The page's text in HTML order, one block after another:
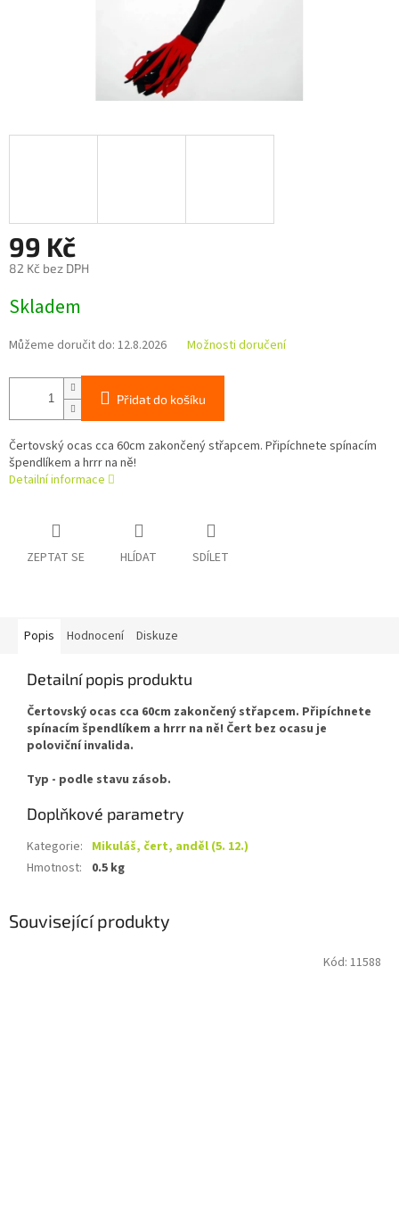
99 Kč
82 Kč bez DPH
cena:
Skladem
Můžeme doručit do: 12.8.2026 Možnosti doručení
Přidat do košíku
Čertovský ocas cca 60cm zakončený střapcem. Připíchnete spínacím
špendlíkem a hrrr na ně!
Detailní informace
ZEPTAT SE HLÍDAT SDÍLET
Popis Hodnocení Diskuze
Detailní popis produktu
Čertovský ocas cca 60cm zakončený střapcem. Připíchnete
spínacím špendlíkem a hrrr na ně! Čert bez ocasu je
poloviční invalida.
Typ - podle stavu zásob.
Doplňkové parametry
Kategorie: Mikuláš, čert, anděl (5. 12.)
Hmotnost: 0.5 kg
Související produkty
Kód: 11588